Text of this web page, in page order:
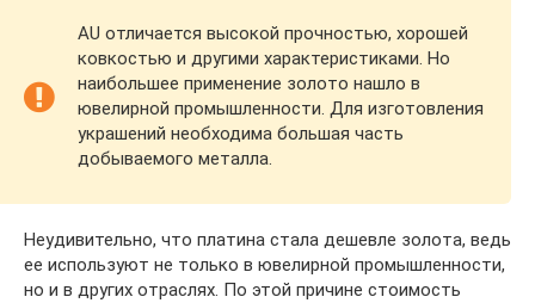
AU отличается высокой прочностью, хорошей
ковкостью и другими характеристиками. Но
наибольшее применение золото нашло в
ювелирной промышленности. Для изготовления
украшений необходима большая часть
добываемого металла.
Неудивительно, что платина стала дешевле золота, ведь
ее используют не только в ювелирной промышленности,
но и в других отраслях. По этой причине стоимость